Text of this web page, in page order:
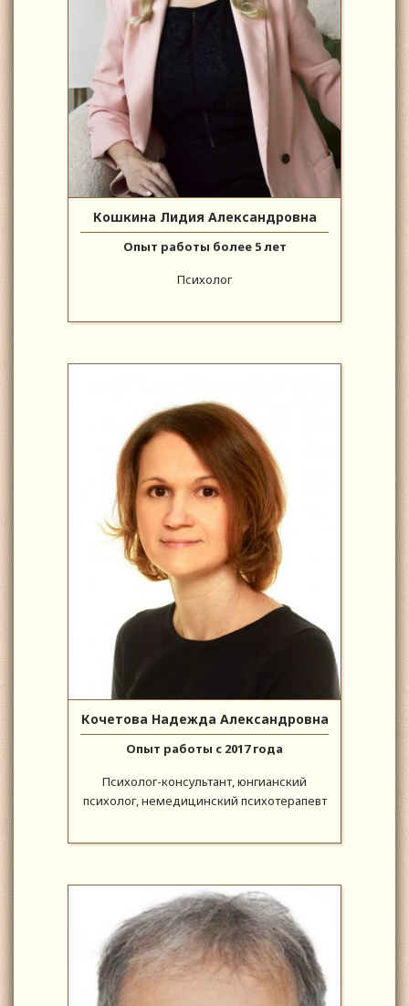
Кошкина Лидия Александровна
Опыт работы более 5 лет
Психолог
Кочетова Надежда Александровна
Опыт работы с 2017 года
Психолог-консультант, юнгианский
психолог, немедицинский психотерапевт